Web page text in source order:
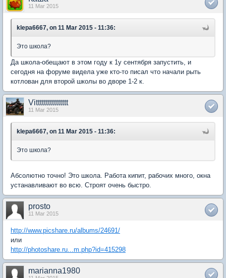
11 Mar 2015
klepa6667, on 11 Mar 2015 - 11:36:
Это школа?
Да школа-обещают в этом году к 1у сентября запустить, и
сегодня на форуме видела уже кто-то писал что начали рыть
котлован для второй школы во дворе 1-2 к.
Vitttttttttttttttt
11 Mar 2015
klepa6667, on 11 Mar 2015 - 11:36:
Это школа?
Абсолютно точно! Это школа. Работа кипит, рабочих много, окна
устанавливают во всю. Строят очень быстро.
prosto
11 Mar 2015
http://www.picshare.ru/albums/24691/
или
http://photoshare.ru...m.php?id=415298
marianna1980